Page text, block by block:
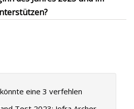
eine 3 verfehlen